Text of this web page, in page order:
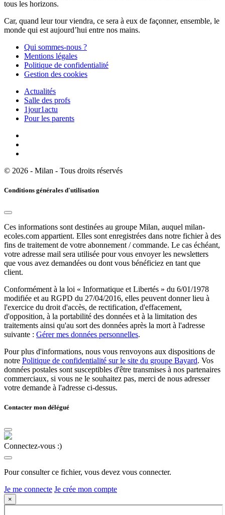
tous les horizons.
Car, quand leur tour viendra, ce sera à eux de façonner, ensemble, le
monde qui est aujourd’hui entre nos mains.
Qui sommes-nous ?
Mentions légales
Politique de confidentialité
Gestion des cookies
Actualités
Salle des profs
1jour1actu
Pour les parents
© 2026 - Milan - Tous droits réservés
Conditions générales d'utilisation
Ces informations sont destinées au groupe Milan, auquel milan-
ecoles.com appartient. Elles sont enregistrées dans notre fichier à des
fins de traitement de votre abonnement / commande. Le cas échéant,
votre adresse mail sera utilisée pour vous envoyer les newsletters
que vous avez demandées ou dont vous bénéficiez en tant que
client.
Conformément à la loi « Informatique et Libertés » du 6/01/1978
modifiée et au RGPD du 27/04/2016, elles peuvent donner lieu à
l'exercice du droit d'accès, de rectification, d'effacement,
d'opposition, à la portabilité des données et à la limitation des
traitements ainsi qu'au sort des données après la mort à l'adresse
suivante : Gérer mes données personnelles.
Pour plus d'informations, nous vous renvoyons aux dispositions de
notre Politique de confidentialité sur le site du groupe Bayard. Vos
données postales sont susceptibles d'être transmises à nos partenaires
commerciaux, si vous ne le souhaitez pas, merci de nous adresser
votre demande à l'adresse ci-dessus.
Contacter mon délégué
Connectez-vous :)
Pour consulter ce fichier, vous devez vous connecter.
Je me connecte Je crée mon compte
×